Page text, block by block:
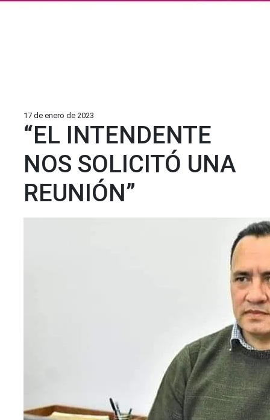
17 de enero de 2023
“EL INTENDENTE
NOS SOLICITÓ UNA
REUNIÓN”